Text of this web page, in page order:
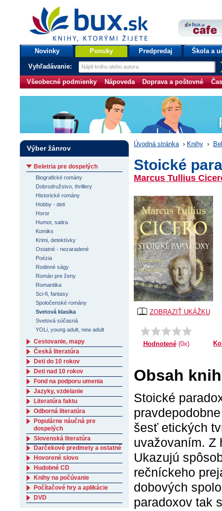
bux.sk
knihy, ktorými žijete
Úvodná stránka
Novinky Ponuky Predpredaj Škola a
Vyhľadávanie:
Všeobecné podmienky Nápoveda Doprava a poštovné
Úvodná stránka › Knihy ›
Stoické
Marcus Tullius
ZOBRAZIŤ UKÁŽKU
Hodnotené(0x)
Obsah
Stoické
šesť etických
uvažovaním. Z
Ukazujú
rečníckeho
dobových
paradoxov tak
Výber žánrov
Beletria pre dospelých
Biografické romány
Dobrodružstvo, thrillery
Historické romány
Hobby - deti
Horor
Humor, satira
Komiks
Krimi, detektívky
Ostatné - nezaradené
Poézia
Rodinné ságy
Román pre ženy
Romantika
Sci-fi, fantasy
Spoločenské romány
Svetová klasika
Svetová súčasná
YOLi, young adult, new adult
Cestovanie, mapy
Česká literatúra
Deti do 10 rokov
Deti nad 10 rokov
Fond na podporu umenia
Jazyky, vzdelanie
Literatúra faktu
Odborná literatúra
Populárne náučná pre
dospelých
Slovenská literatúra
Darčekové predmety a ostatné
Hovorené slovo
Hudobné CD
Knihy na počúvanie
Počítačové hry a aplikácie
DVD